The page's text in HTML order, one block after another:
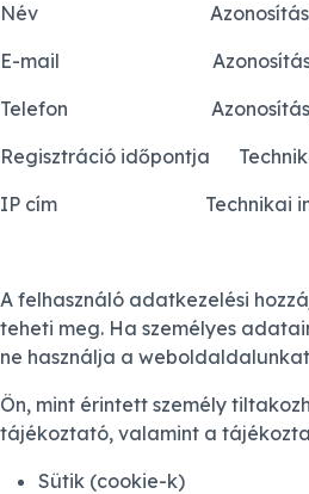
Név Azonosítás,
E-mail Azonosítás,
Telefon Azonosítás,
Regisztráció időpontja
IP cím Technikai
A felhasználó adatkezelési
teheti meg. Ha személyes
ne használja a
Ön, mint érintett személy
tájékoztató, valamint a
Sütik (cookie-k)